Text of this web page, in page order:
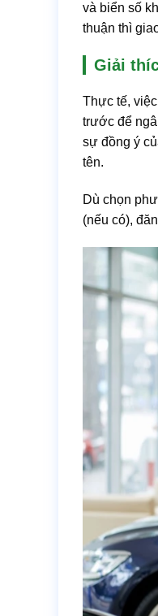
và biển số
thuận thì
Giải
Thực tế,
trước để
sự đồng ý
tên.
Dù chọn
(nếu có),